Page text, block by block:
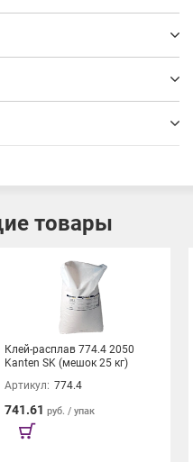
товары
Клей-расплав 774.4 2050
Kanten SK (мешок 25 кг)
Артикул: 774.4
741.61 руб. / упак